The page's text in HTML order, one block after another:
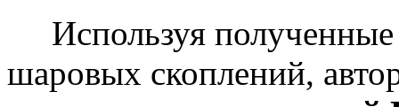
Используя полученные
шаровых скоплений,